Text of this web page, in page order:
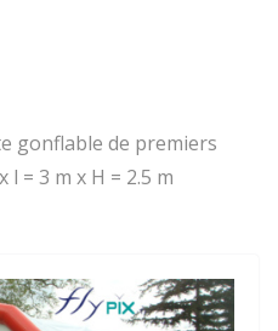
gonflable de premiers
l = 3 m x H = 2.5 m